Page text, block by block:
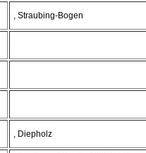
, Straubing-Bogen
, Diepholz